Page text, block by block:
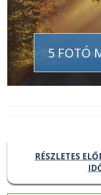
5 FOTÓ
RÉSZLETES